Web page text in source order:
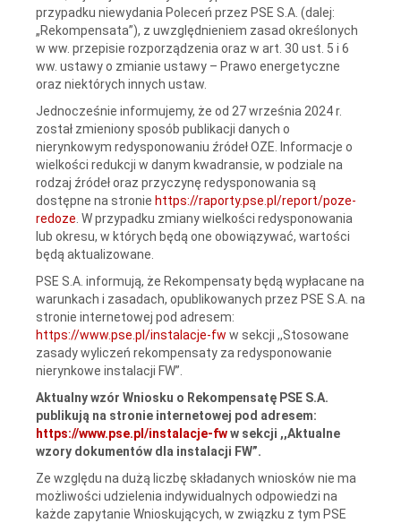
przypadku niewydania Poleceń przez PSE S.A. (dalej:
„Rekompensata”), z uwzględnieniem zasad określonych
w ww. przepisie rozporządzenia oraz w art. 30 ust. 5 i 6
ww. ustawy o zmianie ustawy – Prawo energetyczne
oraz niektórych innych ustaw.
Jednocześnie informujemy, że od 27 września 2024 r.
został zmieniony sposób publikacji danych o
nierynkowym redysponowaniu źródeł OZE. Informacje o
wielkości redukcji w danym kwadransie, w podziale na
rodzaj źródeł oraz przyczynę redysponowania są
dostępne na stronie https://raporty.pse.pl/report/poze-
redoze . W przypadku zmiany wielkości redysponowania
lub okresu, w których będą one obowiązywać, wartości
będą aktualizowane.
PSE S.A. informują, że Rekompensaty będą wypłacane na
warunkach i zasadach, opublikowanych przez PSE S.A. na
stronie internetowej pod adresem:
https://www.pse.pl/instalacje-fw w sekcji ,,Stosowane
zasady wyliczeń rekompensaty za redysponowanie
nierynkowe instalacji FW”.
Aktualny wzór Wniosku o Rekompensatę PSE S.A.
publikują na stronie internetowej pod adresem:
https://www.pse.pl/instalacje-fww sekcji ,,Aktualne
wzory dokumentów dla instalacji FW”.
Ze względu na dużą liczbę składanych wniosków nie ma
możliwości udzielenia indywidualnych odpowiedzi na
każde zapytanie Wnioskujących, w związku z tym PSE